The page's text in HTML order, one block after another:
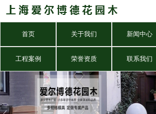
首页 关于我们 新闻中心
工程案例 荣誉资质 联系我们